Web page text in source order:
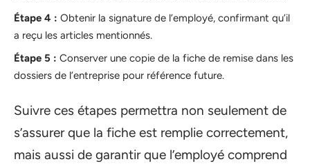
Étape 4 : Obtenir la signature de l’employé, confirmant qu’il
a reçu les articles mentionnés.
Étape 5 : Conserver une copie de la fiche de remise dans les
dossiers de l’entreprise pour référence future.
Suivre ces étapes permettra non seulement de
s’assurer que la fiche est remplie correctement,
mais aussi de garantir que l’employé comprend